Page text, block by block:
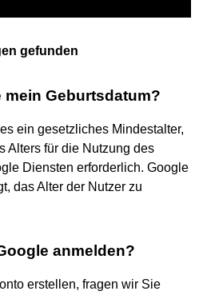
gefunden
mein Geburtsdatum?
ein gesetzliches Mindestalter,
Alters für die Nutzung des
Diensten erforderlich. Google
das Alter der Nutzer zu
anmelden?
erstellen, fragen wir Sie